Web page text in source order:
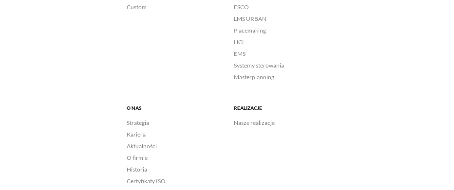
Custom
ESCO
LMS URBAN
Placemaking
HCL
EMS
Systemy sterowania
Masterplanning
O NAS
Strategia
Kariera
Aktualności
O firmie
Historia
Certyfikaty ISO
REALIZACJE
Nasze realizacje